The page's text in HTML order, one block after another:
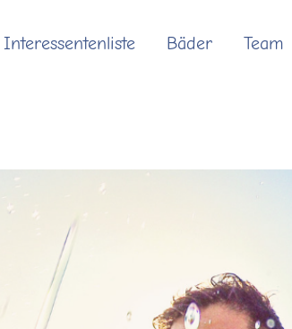
Interessentenliste Bäder Team